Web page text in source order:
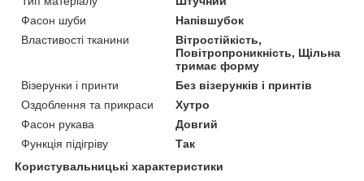
Фасон шуби
Напівшубок
Властивості тканини
Вітростійкість,
Повітропроникність, Щільна
тримає форму
Візерунки і принти
Без візерунків і принтів
Оздоблення та прикраси
Хутро
Фасон рукава
Довгий
Функція підігріву
Так
Користувальницькі характеристики